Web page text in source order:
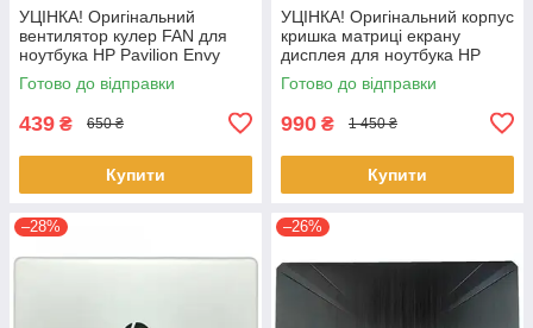
УЦІНКА! Оригінальний
вентилятор кулер FAN для
ноутбука HP Pavilion Envy
X360 15-BK 15T-BK M6-W
Готово до відправки
439 ₴ 650 ₴
Купити
УЦІНКА! Оригінальний корпус
кришка матриці екрану
дисплея для ноутбука HP
Probook 650 G8 G9 450 455
G8 G9
Готово до відправки
990 ₴ 1 450 ₴
Купити
–28% –26%